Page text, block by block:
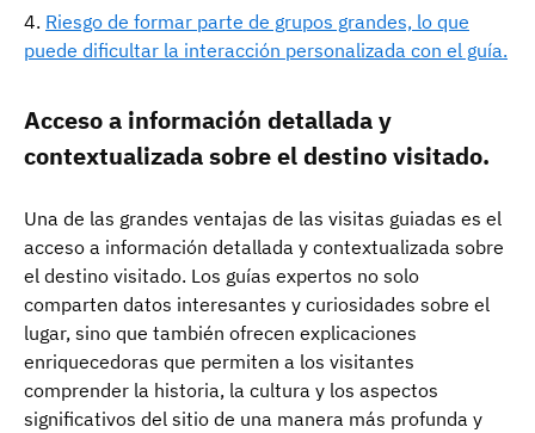
Riesgo de formar parte de grupos grandes, lo que
puede dificultar la interacción personalizada con el guía.
Acceso a información detallada y
contextualizada sobre el destino visitado.
Una de las grandes ventajas de las visitas guiadas es el
acceso a información detallada y contextualizada sobre
el destino visitado. Los guías expertos no solo
comparten datos interesantes y curiosidades sobre el
lugar, sino que también ofrecen explicaciones
enriquecedoras que permiten a los visitantes
comprender la historia, la cultura y los aspectos
significativos del sitio de una manera más profunda y